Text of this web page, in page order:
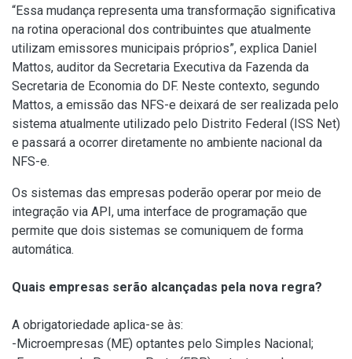
“Essa mudança representa uma transformação significativa
na rotina operacional dos contribuintes que atualmente
utilizam emissores municipais próprios”, explica Daniel
Mattos, auditor da Secretaria Executiva da Fazenda da
Secretaria de Economia do DF. Neste contexto, segundo
Mattos, a emissão das NFS-e deixará de ser realizada pelo
sistema atualmente utilizado pelo Distrito Federal (ISS Net)
e passará a ocorrer diretamente no ambiente nacional da
NFS-e.
Os sistemas das empresas poderão operar por meio de
integração via API, uma interface de programação que
permite que dois sistemas se comuniquem de forma
automática.
Quais empresas serão alcançadas pela nova regra?
A obrigatoriedade aplica-se às:
-Microempresas (ME) optantes pelo Simples Nacional;